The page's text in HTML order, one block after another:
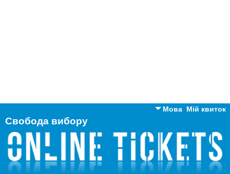
Мій квиток
Мова
Англійська
Російська
Свобода вибору